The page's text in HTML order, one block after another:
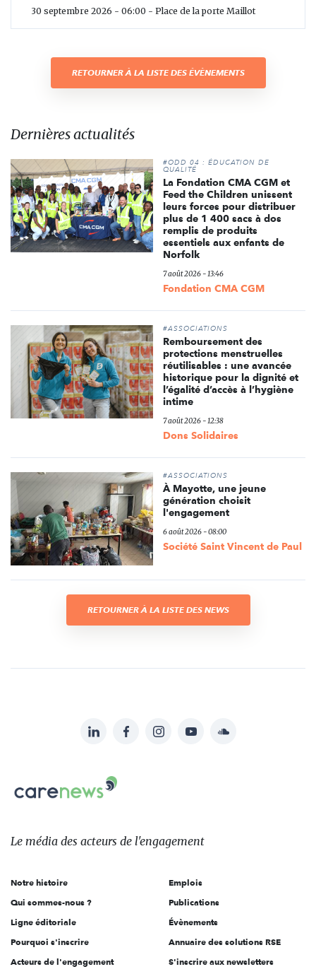
30 septembre 2026 - 06:00 - Place de la porte Maillot
RETOURNER À LA LISTE DES ÉVÈNEMENTS
Dernières actualités
#ODD 04 : ÉDUCATION DE
QUALITÉ
La Fondation CMA CGM et
Feed the Children unissent
leurs forces pour distribuer
plus de 1 400 sacs à dos
remplis de produits
essentiels aux enfants de
Norfolk
7 août 2026 - 13:46
Fondation CMA CGM
#ASSOCIATIONS
Remboursement des
protections menstruelles
réutilisables : une avancée
historique pour la dignité et
l’égalité d’accès à l’hygiène
intime
7 août 2026 - 12:38
Dons Solidaires
#ASSOCIATIONS
À Mayotte, une jeune
génération choisit
l'engagement
6 août 2026 - 08:00
Société Saint Vincent de Paul
RETOURNER À LA LISTE DES NEWS
sur:
LinkedInFacebookInstagramYouTubeSoundcloud
Carenews,
Le
des
l'engagement
Le média des acteurs de l'engagement
Notre histoire
Qui sommes-nous ?
Ligne éditoriale
Pourquoi s'inscrire
Acteurs de l'engagement
Emplois
Publications
Évènements
Annuaire des solutions RSE
S'inscrire aux newsletters